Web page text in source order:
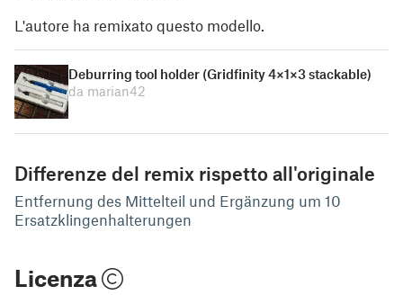
L'autore ha remixato questo modello.
Deburring tool holder (Gridfinity 4×1×3 stackable)
da marian42
Differenze del remix rispetto all'originale
Entfernung des Mittelteil und Ergänzung um 10
Ersatzklingenhalterungen
Licenza